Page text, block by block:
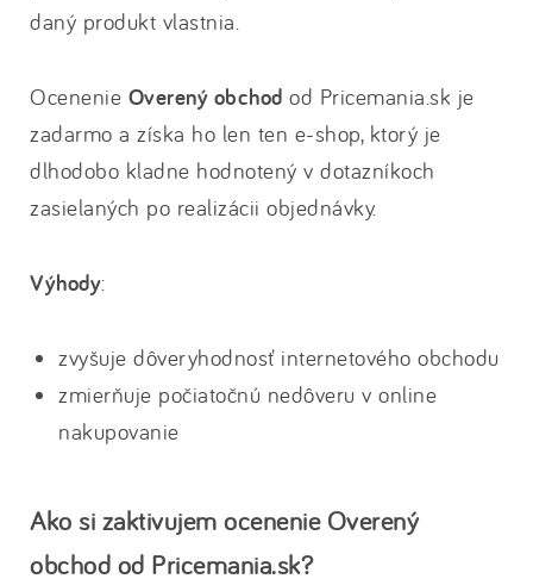
daný produkt vlastnia.
Ocenenie Overený obchod od Pricemania.sk je
zadarmo a získa ho len ten e-shop, ktorý je
dlhodobo kladne hodnotený v dotazníkoch
zasielaných po realizácii objednávky.
Výhody:
zvyšuje dôveryhodnosť internetového obchodu
zmierňuje počiatočnú nedôveru v online
nakupovanie
Ako si zaktivujem ocenenie Overený
obchod od Pricemania.sk?